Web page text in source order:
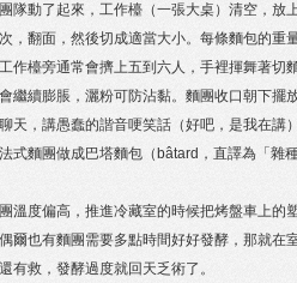
隊動了起來，工作檯（一張大桌）清空，放
，翻面，然後切成適當大小。每條麵包的
作檯旁通常會擠上五到六人，手裡揮舞著切
繼續膨脹，灑粉可防沾黏。麵團收口朝下擺
天，講愚蠢的諧音哽笑話（好吧，是我在講
式麵團做成巴塔麵包（bâtard，直譯為「雜
溫度偏高，推進冷藏室的時候把烤盤車上的
爾也有麵團需要多點時間好好發酵，那就在
有救，發酵過度就回天乏術了。